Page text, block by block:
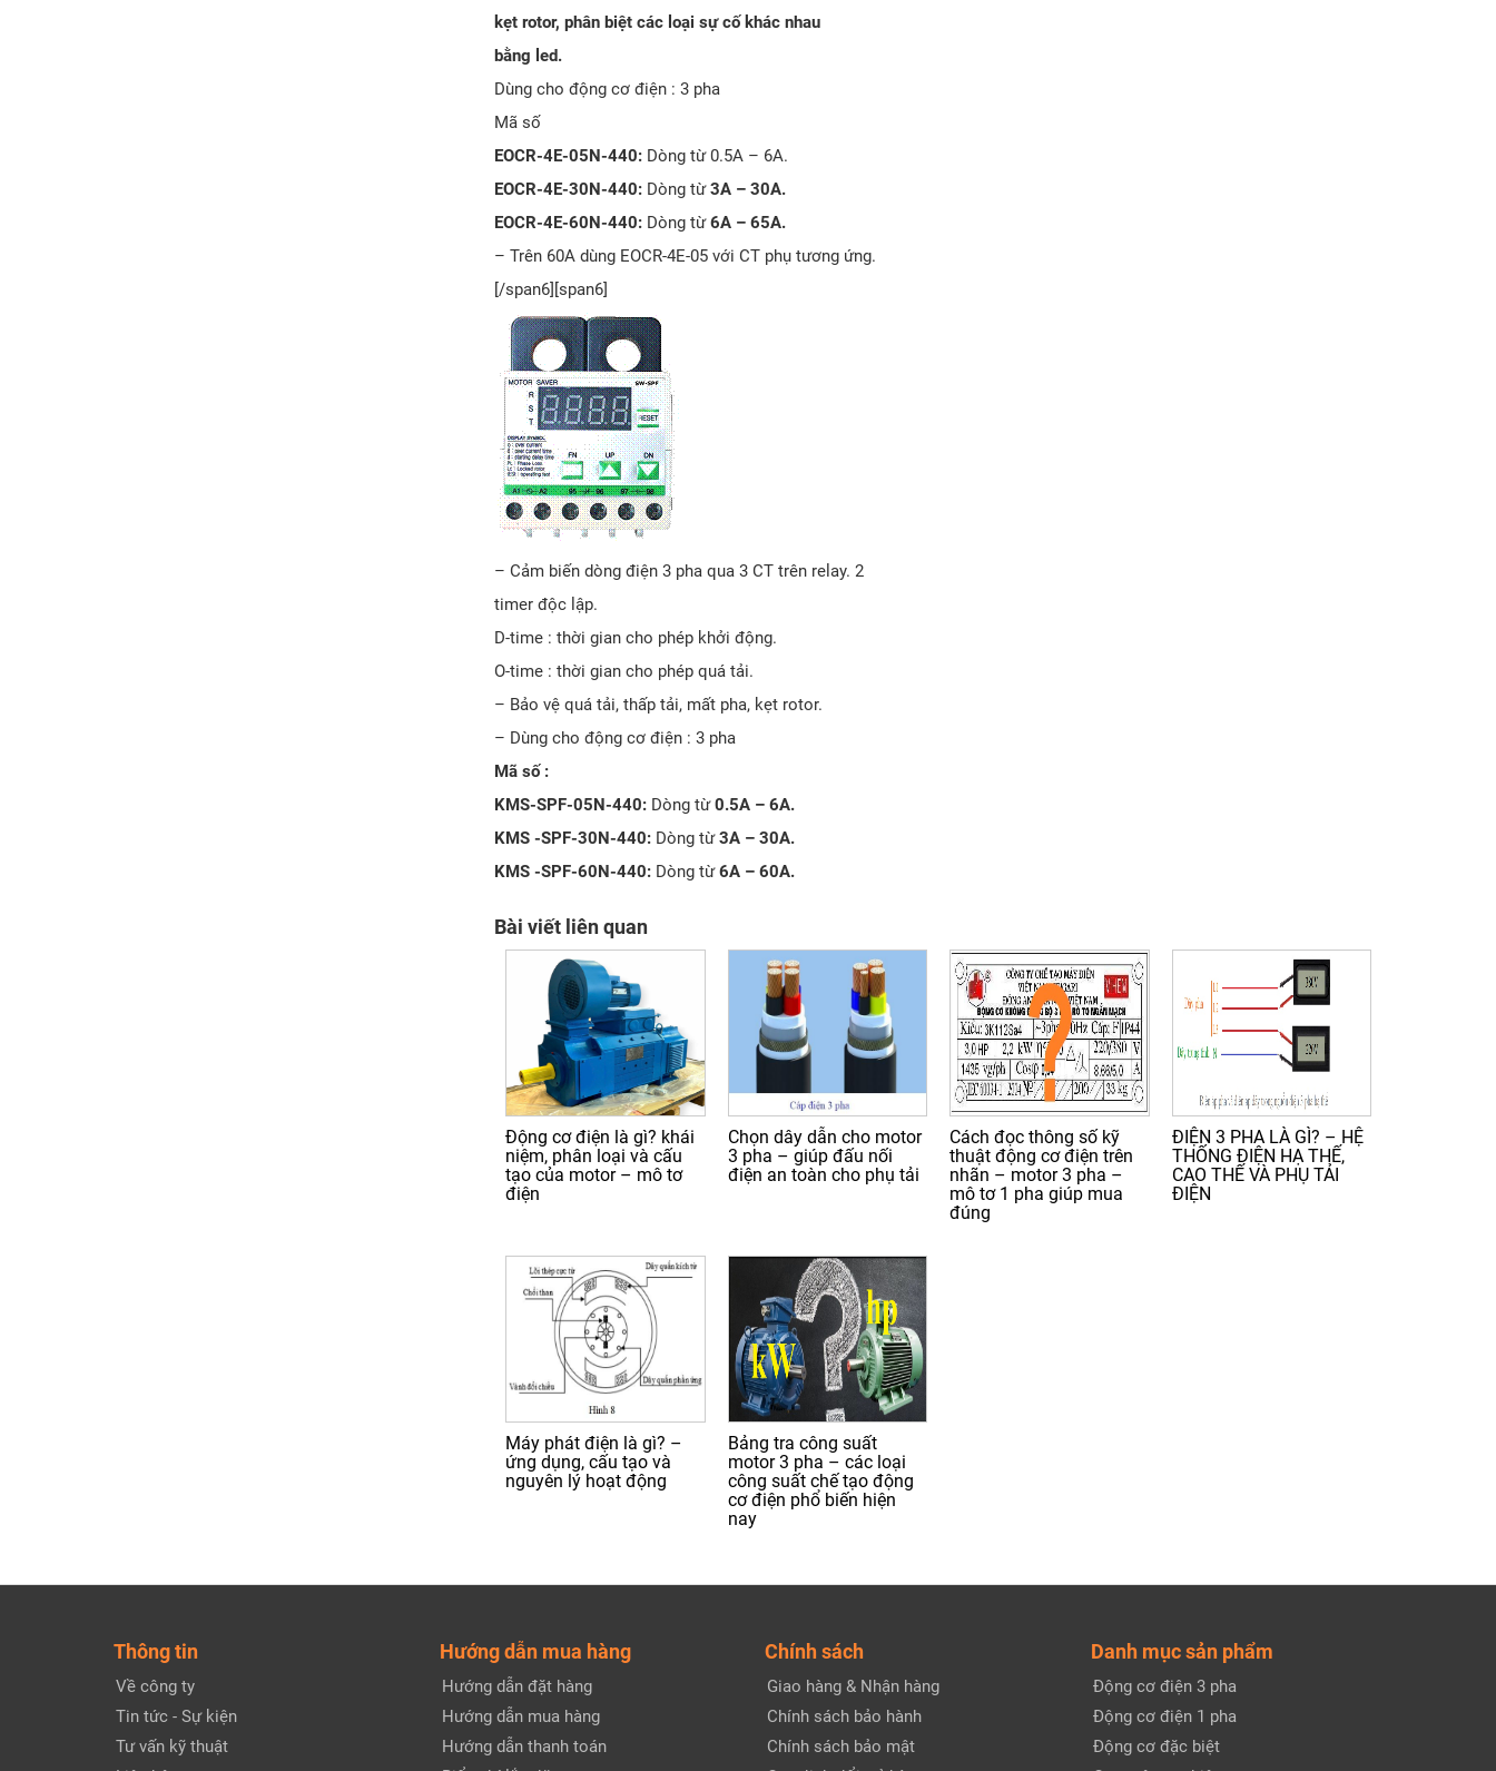
kẹt rotor, phân biệt các loại sựcốkhác nhau
bằng led.
Dùng cho động cơ điện : 3 pha
Mã số
EOCR-4E-05N-440: Dòng từ 0.5A – 6A.
EOCR-4E-30N-440: Dòng từ3A – 30A.
EOCR-4E-60N-440: Dòng từ6A – 65A.
– Trên 60A dùng EOCR-4E-05 với CT phụ tương ứng.
[/span6][span6]
– Cảm biến dòng điện 3 pha qua 3 CT trên relay. 2
timer độc lập.
D-time : thời gian cho phép khởi động.
O-time : thời gian cho phép quá tải.
– Bảo vệ quá tải, thấp tải, mất pha, kẹt rotor.
– Dùng cho động cơ điện : 3 pha
Mã số:
KMS-SPF-05N-440: Dòng từ0.5A – 6A.
KMS -SPF-30N-440: Dòng từ3A – 30A.
KMS -SPF-60N-440: Dòng từ6A – 60A.
Bài viết liên quan
Động cơ điện là gì? khái
niệm, phân loại và cấu
tạo của motor – mô tơ
điện
Chọn dây dẫn cho motor
3 pha – giúp đấu nối
điện an toàn cho phụ tải
Cách đọc thông số kỹ
thuật động cơ điện trên
nhãn – motor 3 pha –
mô tơ 1 pha giúp mua
đúng
ĐIỆN 3 PHA LÀ GÌ? – HỆ
THỐNG ĐIỆN HẠ THẾ,
CAO THẾ VÀ PHỤ TẢI
ĐIỆN
Máy phát điện là gì? –
ứng dụng, cấu tạo và
nguyên lý hoạt động
Bảng tra công suất
motor 3 pha – các loại
công suất chế tạo động
cơ điện phổ biến hiện
nay
Thông tin
Về công ty
Tin tức - Sự kiện
Tư vấn kỹ thuật
Hướng dẫn mua hàng
Hướng dẫn đặt hàng
Hướng dẫn mua hàng
Hướng dẫn thanh toán
Chính sách
Giao hàng & Nhận hàng
Chính sách bảo hành
Chính sách bảo mật
Danh mục sản phẩm
Động cơ điện 3 pha
Động cơ điện 1 pha
Động cơ đặc biệt